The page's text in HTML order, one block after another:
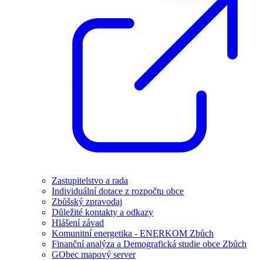
Zastupitelstvo a rada
Individuální dotace z rozpočtu obce
Zbůšský zpravodaj
Důležité kontakty a odkazy
Hlášení závad
Komunitní energetika - ENERKOM Zbůch
Finanční analýza a Demografická studie obce Zbůch
GObec mapový server